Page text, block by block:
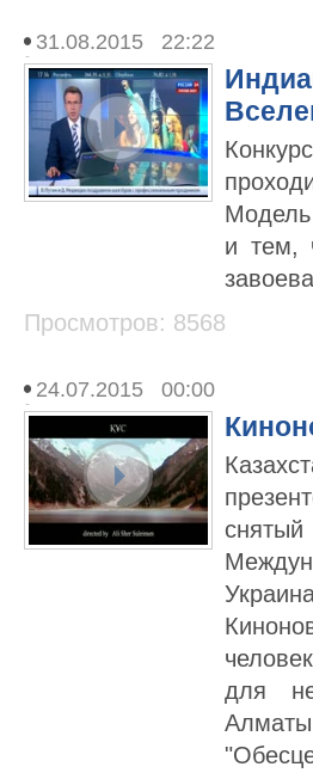
31.08.2015 22:22
и тем,
Просмотров: 8568
24.07.2015 00:00
для
Алматы